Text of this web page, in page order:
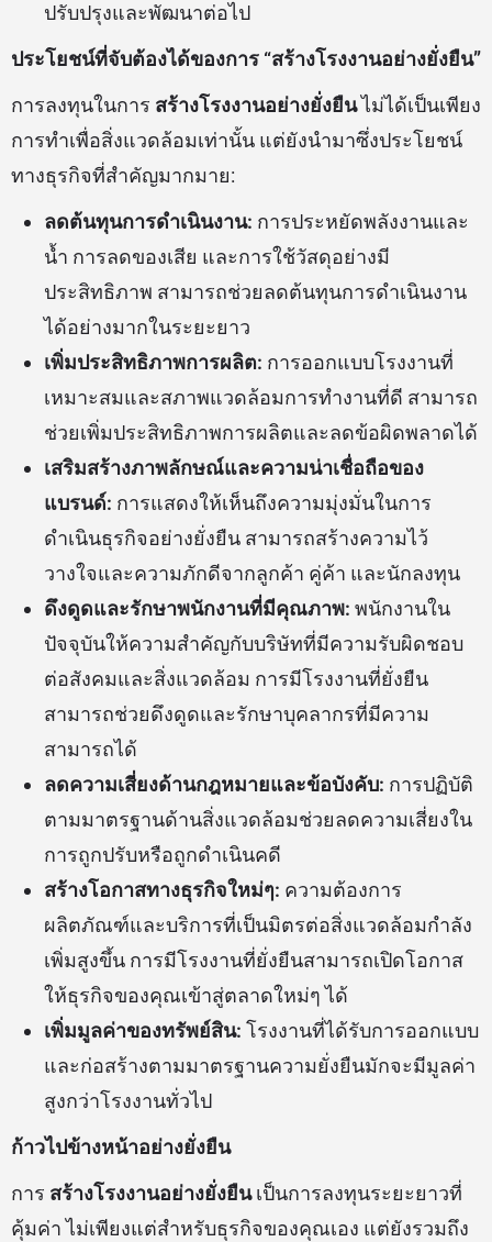
ปรับปรุงและพัฒนาต่อไป
ประโยชน์ที่จับต้องได้ของการ “สร้างโรงงานอย่างยั่งยืน”
การลงทุนในการ สร้างโรงงานอย่างยั่งยืนไม่ได้เป็นเพียง
การทำเพื่อสิ่งแวดล้อมเท่านั้น แต่ยังนำมาซึ่งประโยชน์
ทางธุรกิจที่สำคัญมากมาย:
ลดต้นทุนการดำเนินงาน: การประหยัดพลังงานและ
น้ำ การลดของเสีย และการใช้วัสดุอย่างมี
ประสิทธิภาพ สามารถช่วยลดต้นทุนการดำเนินงาน
ได้อย่างมากในระยะยาว
เพิ่มประสิทธิภาพการผลิต: การออกแบบโรงงานที่
เหมาะสมและสภาพแวดล้อมการทำงานที่ดี สามารถ
ช่วยเพิ่มประสิทธิภาพการผลิตและลดข้อผิดพลาดได้
เสริมสร้างภาพลักษณ์และความน่าเชื่อถือของ
แบรนด์: การแสดงให้เห็นถึงความมุ่งมั่นในการ
ดำเนินธุรกิจอย่างยั่งยืน สามารถสร้างความไว้
วางใจและความภักดีจากลูกค้า คู่ค้า และนักลงทุน
ดึงดูดและรักษาพนักงานที่มีคุณภาพ: พนักงานใน
ปัจจุบันให้ความสำคัญกับบริษัทที่มีความรับผิดชอบ
ต่อสังคมและสิ่งแวดล้อม การมีโรงงานที่ยั่งยืน
สามารถช่วยดึงดูดและรักษาบุคลากรที่มีความ
สามารถได้
ลดความเสี่ยงด้านกฎหมายและข้อบังคับ: การปฏิบัติ
ตามมาตรฐานด้านสิ่งแวดล้อมช่วยลดความเสี่ยงใน
การถูกปรับหรือถูกดำเนินคดี
สร้างโอกาสทางธุรกิจใหม่ๆ: ความต้องการ
ผลิตภัณฑ์และบริการที่เป็นมิตรต่อสิ่งแวดล้อมกำลัง
เพิ่มสูงขึ้น การมีโรงงานที่ยั่งยืนสามารถเปิดโอกาส
ให้ธุรกิจของคุณเข้าสู่ตลาดใหม่ๆ ได้
เพิ่มมูลค่าของทรัพย์สิน: โรงงานที่ได้รับการออกแบบ
และก่อสร้างตามมาตรฐานความยั่งยืนมักจะมีมูลค่า
สูงกว่าโรงงานทั่วไป
ก้าวไปข้างหน้าอย่างยั่งยืน
การ สร้างโรงงานอย่างยั่งยืนเป็นการลงทุนระยะยาวที่
คุ้มค่า ไม่เพียงแต่สำหรับธุรกิจของคุณเอง แต่ยังรวมถึง